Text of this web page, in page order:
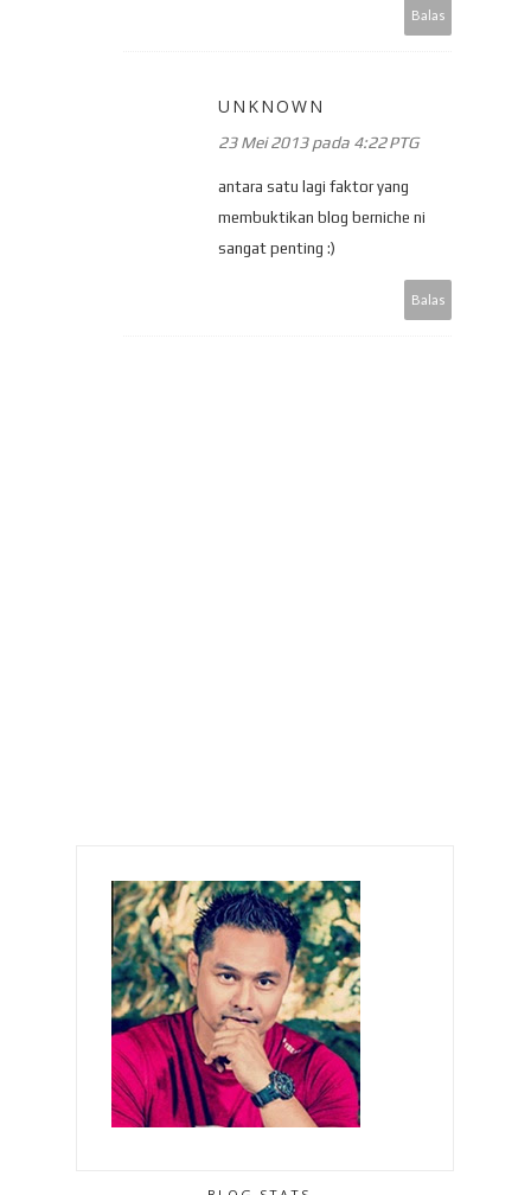
Balas
UNKNOWN
23 Mei 2013 pada 4:22 PTG
antara satu lagi faktor yang
membuktikan blog berniche ni
sangat penting :)
Balas